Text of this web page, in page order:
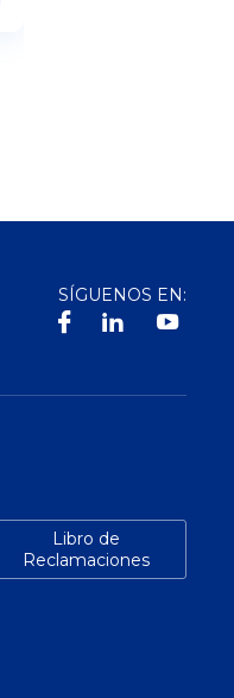
SÍGUENOS EN:
Libro de
Reclamaciones